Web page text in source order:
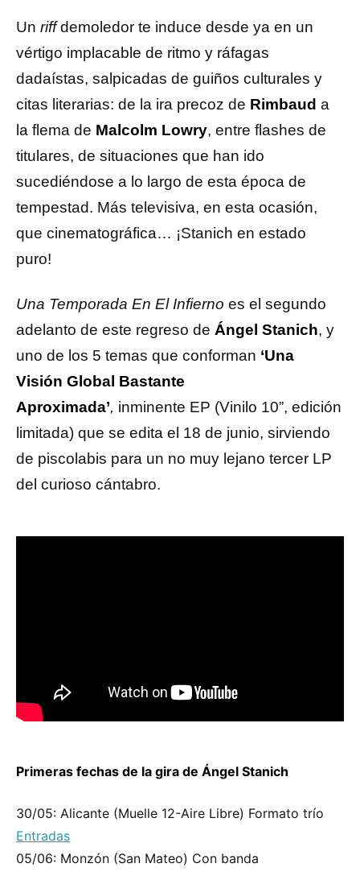
Un riffdemoledor te induce desde ya en un
vértigo implacable de ritmo y ráfagas
dadaístas, salpicadas de guiños culturales y
citas literarias: de la ira precoz de Rimbaud a
la flema de Malcolm Lowry, entre flashes de
titulares, de situaciones que han ido
sucediéndose a lo largo de esta época de
tempestad. Más televisiva, en esta ocasión,
que cinematográfica… ¡Stanich en estado
puro!
Una Temporada En El Infierno es el segundo
adelanto de este regreso de Ángel Stanich, y
uno de los 5 temas que conforman ‘Una
Visión Global Bastante
Aproximada’, inminente EP (Vinilo 10”, edición
limitada) que se edita el 18 de junio, sirviendo
de piscolabis para un no muy lejano tercer LP
del curioso cántabro.
Primeras fechas de la gira de Ángel Stanich
30/05: Alicante (Muelle 12-Aire Libre) Formato trío
Entradas
05/06: Monzón (San Mateo) Con banda